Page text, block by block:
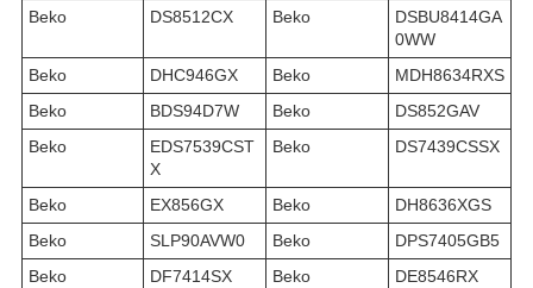
Beko
DS8512CX Beko
DSBU8414GA
0WW
Beko
DHC946GX Beko
MDH8634RXS
Beko
BDS94D7W Beko
DS852GAV
Beko
EDS7539CST
X
Beko DS7439CSSX
Beko EX856GX Beko
DH8636XGS
Beko
SLP90AVW0 Beko
DPS7405GB5
Beko
DF7414SX Beko
DE8546RX